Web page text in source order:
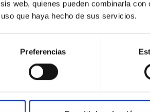
web, quienes pueden combinarla
que haya hecho de sus servicios.
Preferencias